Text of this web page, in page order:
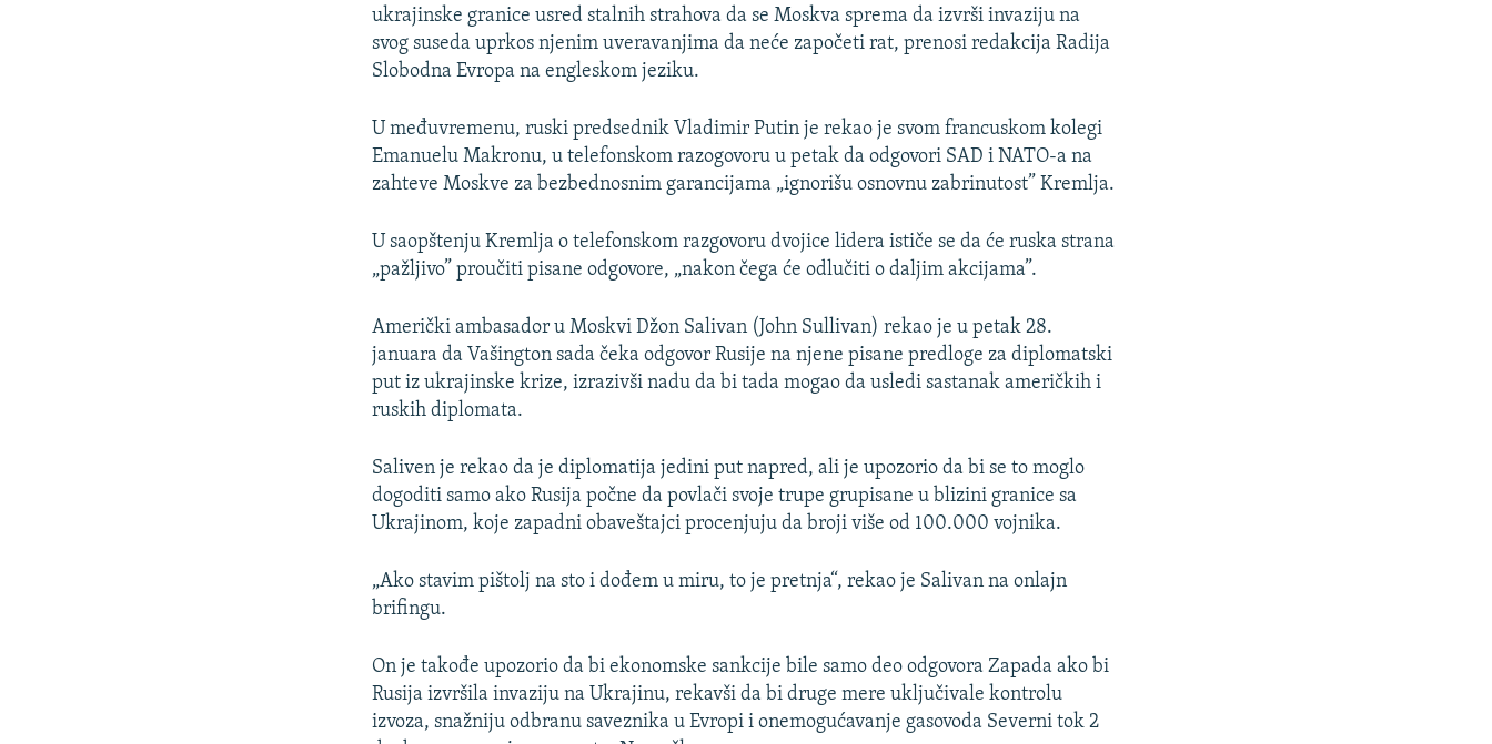
ukrajinske granice usred stalnih strahova da se Moskva sprema da izvrši invaziju na
svog suseda uprkos njenim uveravanjima da neće započeti rat, prenosi redakcija Radija
Slobodna Evropa na engleskom jeziku.
U međuvremenu, ruski predsednik Vladimir Putin je rekao je svom francuskom kolegi
Emanuelu Makronu, u telefonskom razogovoru u petak da odgovori SAD i NATO-a na
zahteve Moskve za bezbednosnim garancijama „ignorišu osnovnu zabrinutost” Kremlja.
U saopštenju Kremlja o telefonskom razgovoru dvojice lidera ističe se da će ruska strana
„pažljivo” proučiti pisane odgovore, „nakon čega će odlučiti o daljim akcijama”.
Američki ambasador u Moskvi Džon Salivan (John Sullivan) rekao je u petak 28.
januara da Vašington sada čeka odgovor Rusije na njene pisane predloge za diplomatski
put iz ukrajinske krize, izrazivši nadu da bi tada mogao da usledi sastanak američkih i
ruskih diplomata.
Saliven je rekao da je diplomatija jedini put napred, ali je upozorio da bi se to moglo
dogoditi samo ako Rusija počne da povlači svoje trupe grupisane u blizini granice sa
Ukrajinom, koje zapadni obaveštajci procenjuju da broji više od 100.000 vojnika.
„Ako stavim pištolj na sto i dođem u miru, to je pretnja“, rekao je Salivan na onlajn
brifingu.
On je takođe upozorio da bi ekonomske sankcije bile samo deo odgovora Zapada ako bi
Rusija izvršila invaziju na Ukrajinu, rekavši da bi druge mere uključivale kontrolu
izvoza, snažniju odbranu saveznika u Evropi i onemogućavanje gasovoda Severni tok 2